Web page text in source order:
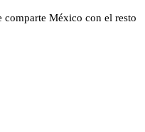
comparte México con el resto